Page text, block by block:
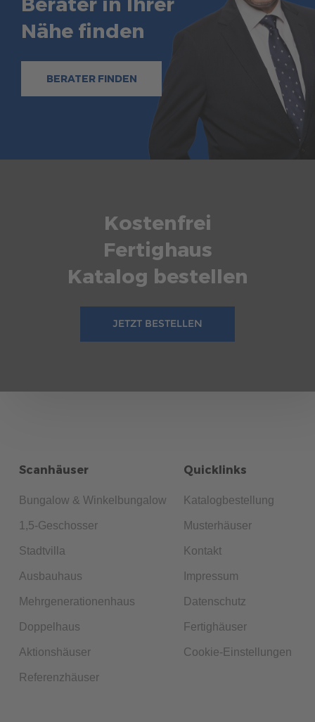
Nähe finden
BERATER FINDEN
Kostenfrei
Fertighaus
Katalog bestellen
JETZT BESTELLEN
Scanhäuser
Bungalow & Winkelbungalow
1,5-Geschosser
Stadtvilla
Ausbauhaus
Mehrgenerationenhaus
Doppelhaus
Aktionshäuser
Referenzhäuser
Quicklinks
Katalogbestellung
Musterhäuser
Kontakt
Impressum
Datenschutz
Fertighäuser
Cookie-Einstellungen